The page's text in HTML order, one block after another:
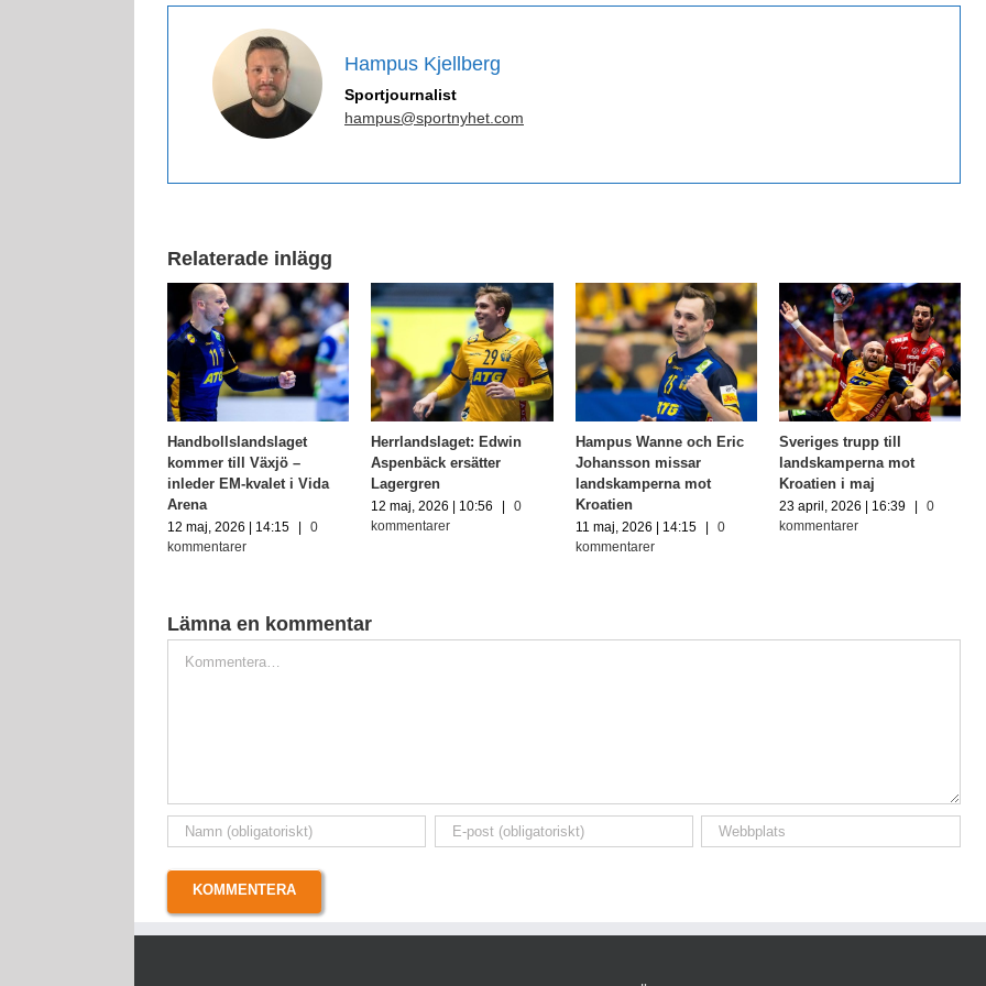
Hampus Kjellberg
Sportjournalist
hampus@sportnyhet.com
Relaterade inlägg
Handbollslandslaget
kommer till Växjö –
inleder EM-kvalet i Vida
Arena
12 maj, 2026 | 14:15
0
kommentarer
Herrlandslaget: Edwin
Aspenbäck ersätter
Lagergren
12 maj, 2026 | 10:56
0
kommentarer
Hampus Wanne och Eric
Johansson missar
landskamperna mot
Kroatien
11 maj, 2026 | 14:15
0
kommentarer
Sveriges trupp till
landskamperna mot
Kroatien i maj
23 april, 2026 | 16:39
0
kommentarer
Lämna en kommentar